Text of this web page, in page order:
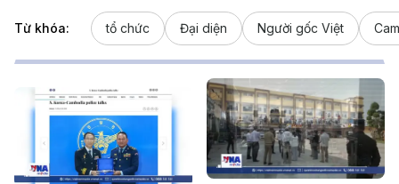
Từ khóa: tổ chức Đại diện Người gốc Việt